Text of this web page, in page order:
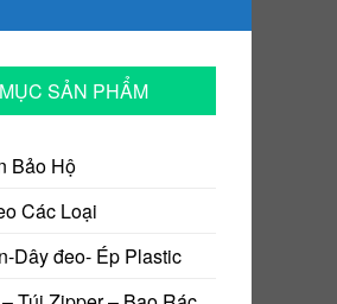
SẢN PHẨM
Bảo Hộ
Các Loại
Dây đeo- Ép Plastic